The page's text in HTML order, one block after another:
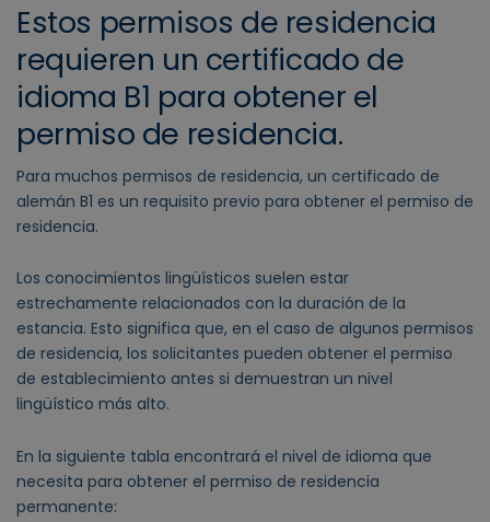
Estos permisos de residencia
requieren un certificado de
idioma B1 para obtener el
permiso de residencia.
Para muchos permisos de residencia, un certificado de
alemán B1 es un requisito previo para obtener el permiso de
residencia.
Los conocimientos lingüísticos suelen estar
estrechamente relacionados con la duración de la
estancia. Esto significa que, en el caso de algunos permisos
de residencia, los solicitantes pueden obtener el permiso
de establecimiento antes si demuestran un nivel
lingüístico más alto.
En la siguiente tabla encontrará el nivel de idioma que
necesita para obtener el permiso de residencia
permanente: